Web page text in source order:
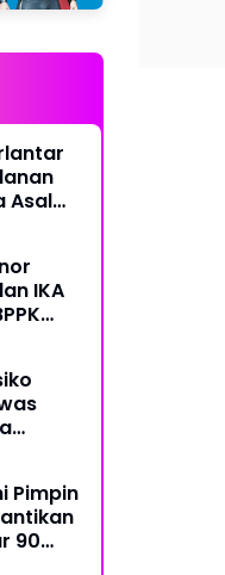
Asal
IKA
Karena
Pimpin
90